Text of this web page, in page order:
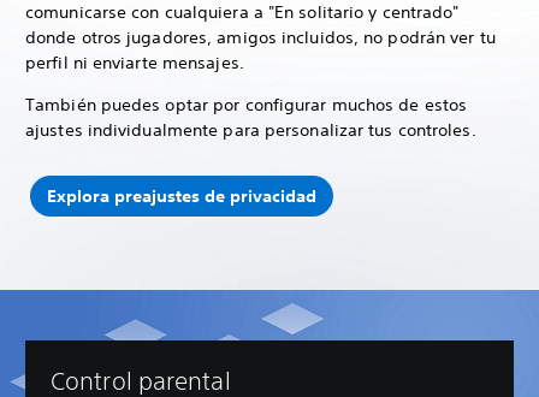
comunicarse con cualquiera a "En solitario y centrado"
donde otros jugadores, amigos incluidos, no podrán ver tu
perfil ni enviarte mensajes.
También puedes optar por configurar muchos de estos
ajustes individualmente para personalizar tus controles.
Explora preajustes de privacidad
Control parental